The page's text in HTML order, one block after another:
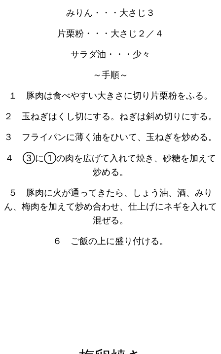
みりん・・・大さじ３
片栗粉・・・大さじ２／４
サラダ油・・・少々
～手順～
１ 豚肉は食べやすい大きさに切り片栗粉をふる。
２ 玉ねぎはくし切にする。ねぎは斜め切りにする。
３ フライパンに薄く油をひいて、玉ねぎを炒める。
４ ③に①の肉を広げて入れて焼き、砂糖を加えて
炒める。
５ 豚肉に火が通ってきたら、しょう油、酒、みり
ん、梅肉を加えて炒め合わせ、仕上げにネギを入れて
混ぜる。
６ ご飯の上に盛り付ける。